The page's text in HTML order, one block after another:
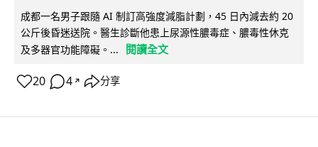
成都一名男子跟隨 AI 制訂高強度減脂計劃，45 日內減去約 20
公斤後昏迷送院。醫生診斷他患上尿源性膿毒症、膿毒性休克
及多器官功能障礙。...
閱讀全文
20 4 ↗ 分享